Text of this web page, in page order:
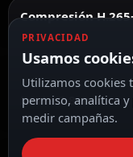
Compresión
Lente 2.8 mm
PRIVACIDAD
Usamos
Utilizamos cookies
permiso, analítica
medir campañas.